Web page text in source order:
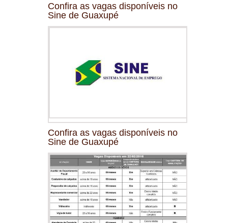
Confira as vagas disponíveis no
Sine de Guaxupé
Confira as vagas disponíveis no
Sine de Guaxupé